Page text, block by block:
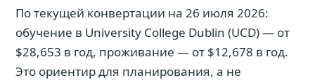
По текущей конвертации на 26 июля 2026:
обучение в University College Dublin (UCD) — от
$28,653 в год, проживание — от $12,678 в год.
Это ориентир для планирования, а не